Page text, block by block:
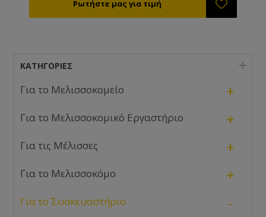
ΚΑΤΗΓΟΡΊΕΣ
Για το Μελισσοκομείο +
Για το Μελισσοκομικό Εργαστήριο +
Για τις Μέλισσες +
Για το Μελισσοκόμο +
Για το Συσκευαστήριο -